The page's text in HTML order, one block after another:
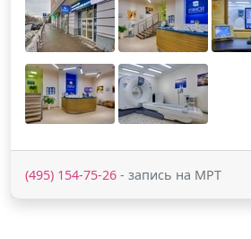
(495) 154-75-26 - запись на МРТ